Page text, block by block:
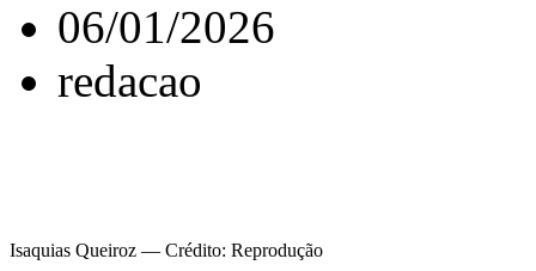
06/01/2026
redacao
Isaquias Queiroz — Crédito: Reprodução